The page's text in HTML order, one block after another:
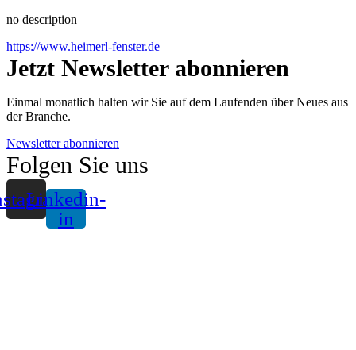
no description
https://www.heimerl-fenster.de
Jetzt Newsletter abonnieren
Einmal monatlich halten wir Sie auf dem Laufenden über Neues aus
der Branche.
Newsletter abonnieren
Folgen Sie uns
Linkedin-
in